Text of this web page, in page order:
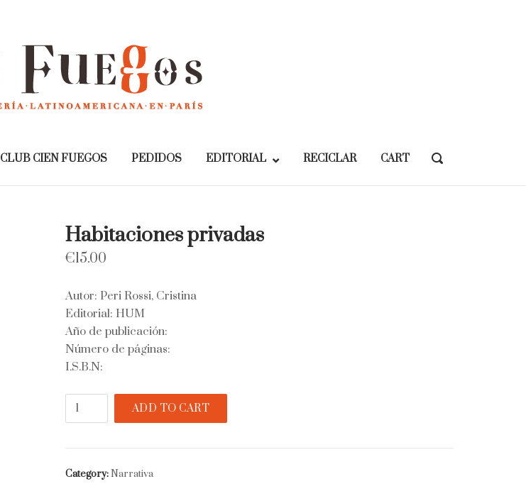
CLUB CIEN FUEGOS PEDIDOS EDITORIAL RECICLAR CART
OPEN
BAR
Habitaciones privadas
€15.00
Autor: Peri Rossi, Cristina
Editorial: HUM
Año de publicación:
Número de páginas:
I.S.B.N:
Habitaciones
ADD TO CART
Category:Narrativa